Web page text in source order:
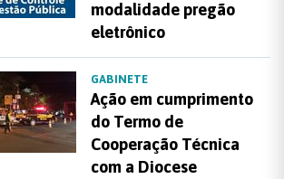
modalidade pregão
eletrônico
GABINETE
Ação em cumprimento
do Termo de
Cooperação Técnica
com a Diocese